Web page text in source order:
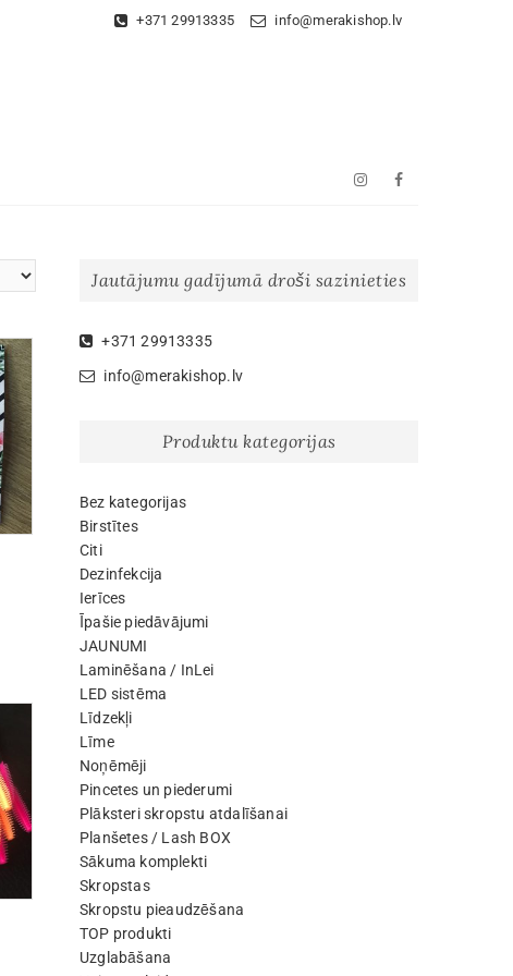
+371 29913335 info@merakishop.lv
InstagramFacebook
Jautājumu gadījumā droši sazinieties
+371 29913335
info@merakishop.lv
Produktu kategorijas
Bez kategorijas
Birstītes
Citi
Dezinfekcija
Ierīces
Īpašie piedāvājumi
JAUNUMI
Laminēšana / InLei
LED sistēma
Līdzekļi
Līme
Noņēmēji
Pincetes un piederumi
Plāksteri skropstu atdalīšanai
Planšetes / Lash BOX
Sākuma komplekti
Skropstas
Skropstu pieaudzēšana
TOP produkti
Uzglabāšana